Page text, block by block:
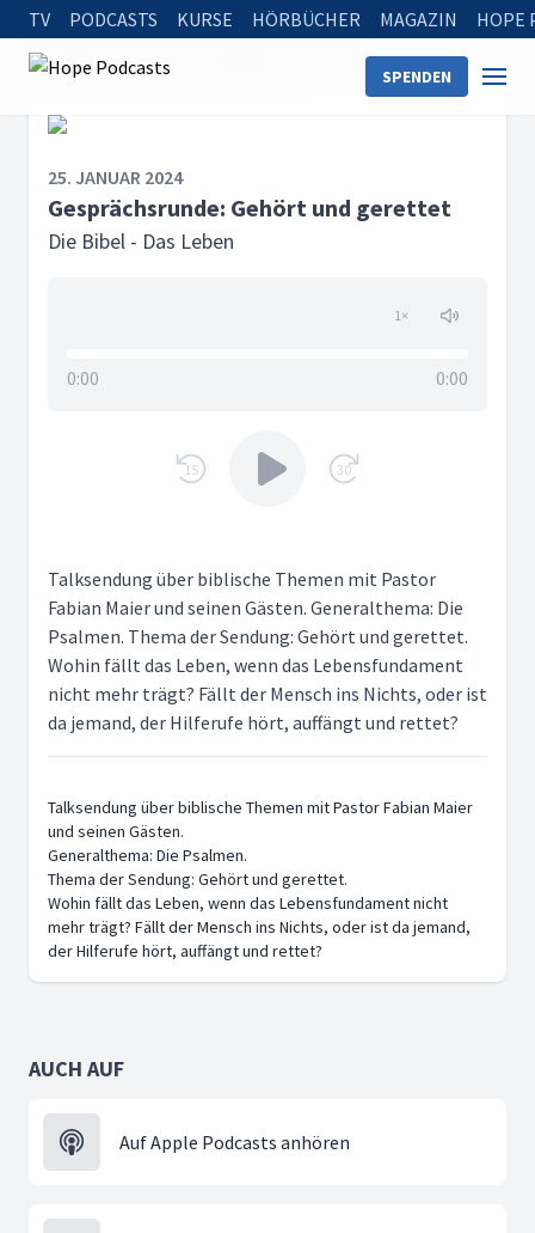
TV PODCASTS KURSE HÖRBÜCHER MAGAZIN HOPE
SPENDEN
Startseite
Gesprächsrunde: Gehört und gerettet
25. JANUAR 2024
Gesprächsrunde: Gehört und gerettet
Die Bibel - Das Leben
1×
0:00 0:00
15 30
Talksendung über biblische Themen mit Pastor
Fabian Maier und seinen Gästen. Generalthema: Die
Psalmen. Thema der Sendung: Gehört und gerettet.
Wohin fällt das Leben, wenn das Lebensfundament
nicht mehr trägt? Fällt der Mensch ins Nichts, oder ist
da jemand, der Hilferufe hört, auffängt und rettet?
Talksendung über biblische Themen mit Pastor Fabian Maier
und seinen Gästen.
Generalthema: Die Psalmen.
Thema der Sendung: Gehört und gerettet.
Wohin fällt das Leben, wenn das Lebensfundament nicht
mehr trägt? Fällt der Mensch ins Nichts, oder ist da jemand,
der Hilferufe hört, auffängt und rettet?
AUCH AUF
Auf Apple Podcasts anhören